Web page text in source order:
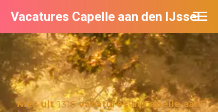
Vacatures Capelle aan den IJssel
Kies uit1316vacatures in Capelle aan